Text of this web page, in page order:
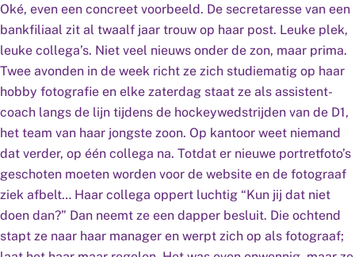
Oké, even een concreet voorbeeld. De secretaresse van een
bankfiliaal zit al twaalf jaar trouw op haar post. Leuke plek,
leuke collega’s. Niet veel nieuws onder de zon, maar prima.
Twee avonden in de week richt ze zich studiematig op haar
hobby fotografie en elke zaterdag staat ze als assistent-
coach langs de lijn tijdens de hockeywedstrijden van de D1,
het team van haar jongste zoon. Op kantoor weet niemand
dat verder, op één collega na. Totdat er nieuwe portretfoto’s
geschoten moeten worden voor de website en de fotograaf
ziek afbelt… Haar collega oppert luchtig “Kun jij dat niet
doen dan?” Dan neemt ze een dapper besluit. Die ochtend
stapt ze naar haar manager en werpt zich op als fotograaf;